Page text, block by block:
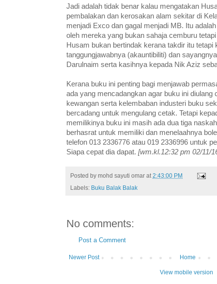
Jadi adalah tidak benar kalau mengatakan
pembalakan dan kerosakan alam sekitar di
menjadi Exco dan gagal menjadi MB. Itu
oleh mereka yang bukan sahaja cemburu
Husam bukan bertindak kerana takdir itu tetapi
tanggungjawabnya (akauntibiliti) dan
Darulnaim serta kasihnya kepada Nik Aziz
Kerana buku ini penting bagi menjawab
ada yang mencadangkan agar buku ini diulang
kewangan serta kelembaban industeri buku
bercadang untuk mengulang cetak. Tetapi
memilikinya buku ini masih ada dua tiga
berhasrat untuk memiliki dan menelaahnya
telefon 013 2336776 atau 019 2336996 untuk
Siapa cepat dia dapat. [wm.kl.12:32 pm 02/11/
Posted by mohd sayuti omar at2:43:00 PM
Labels: Buku Balak Balak
No comments:
Post a Comment
Newer Post Home
View mobile version